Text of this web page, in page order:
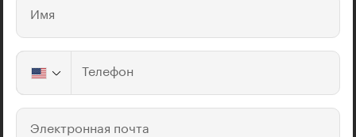
Имя
Телефон
Электронная почта